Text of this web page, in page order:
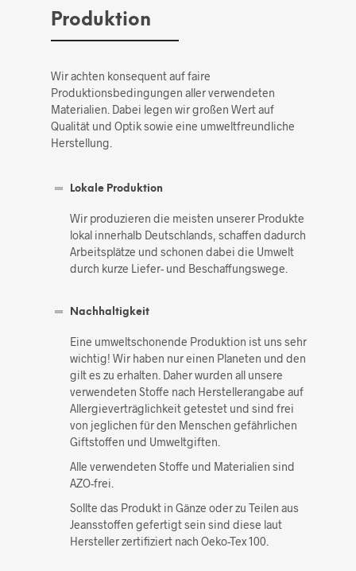
Produktion
Wir achten konsequent auf faire
Produktionsbedingungen aller verwendeten
Materialien. Dabei legen wir großen Wert auf
Qualität und Optik sowie eine umweltfreundliche
Herstellung.
Lokale Produktion
Wir produzieren die meisten unserer Produkte
lokal innerhalb Deutschlands, schaffen dadurch
Arbeitsplätze und schonen dabei die Umwelt
durch kurze Liefer- und Beschaffungswege.
Nachhaltigkeit
Eine umweltschonende Produktion ist uns sehr
wichtig! Wir haben nur einen Planeten und den
gilt es zu erhalten. Daher wurden all unsere
verwendeten Stoffe nach Herstellerangabe auf
Allergieverträglichkeit getestet und sind frei
von jeglichen für den Menschen gefährlichen
Giftstoffen und Umweltgiften.
Alle verwendeten Stoffe und Materialien sind
AZO-frei.
Sollte das Produkt in Gänze oder zu Teilen aus
Jeansstoffen gefertigt sein sind diese laut
Hersteller zertifiziert nach Oeko-Tex 100.